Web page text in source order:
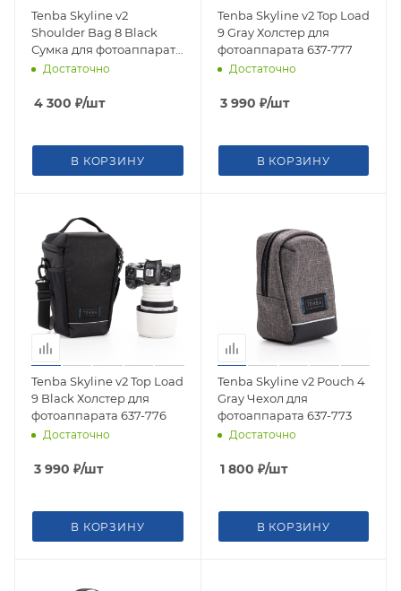
Tenba Skyline v2
Shoulder Bag 8 Black
Сумка для фотоаппарата
637-780
Достаточно
4 300 ₽/шт
В КОРЗИНУ
Tenba Skyline v2 Top Load
9 Gray Холстер для
фотоаппарата 637-777
Достаточно
3 990 ₽/шт
В КОРЗИНУ
Tenba Skyline v2 Top Load
9 Black Холстер для
фотоаппарата 637-776
Достаточно
3 990 ₽/шт
В КОРЗИНУ
Tenba Skyline v2 Pouch 4
Gray Чехол для
фотоаппарата 637-773
Достаточно
1 800 ₽/шт
В КОРЗИНУ